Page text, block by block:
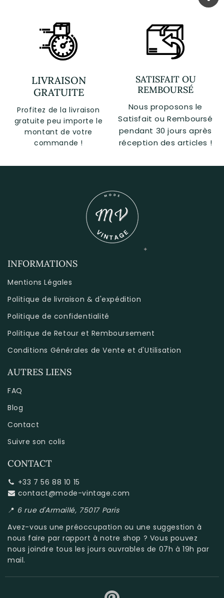
LIVRAISON
GRATUITE
Profitez de la livraison
gratuite peu importe le
montant de votre
commande !
SATISFAIT OU
REMBOURSÉ
Nous proposons le
Satisfait ou Remboursé
pendant 30 jours après
réception des articles !
INFORMATIONS
Mentions Légales
Politique de livraison & d'expédition
Politique de confidentialité
Politique de Retour et Remboursement
Conditions Générales de Vente et d'Utilisation
AUTRES LIENS
FAQ
Blog
Contact
Suivre son colis
CONTACT
+33 7 56 88 10 15
contact@mode-vintage.com
📍 6 rue d'Armaillé, 75017 Paris
Avez-vous une préoccupation ou une suggestion à
nous faire par rapport ànotre shop ? Vous pouvez
nous joindre tous les jours ouvrables de 07h à 19h par
mail.